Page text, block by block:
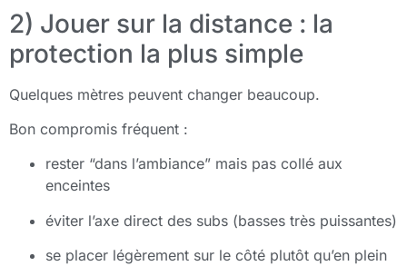
2) Jouer sur la distance : la
protection la plus simple
Quelques mètres peuvent changer beaucoup.
Bon compromis fréquent :
rester “dans l’ambiance” mais pas collé aux
enceintes
éviter l’axe direct des subs (basses très puissantes)
se placer légèrement sur le côté plutôt qu’en plein